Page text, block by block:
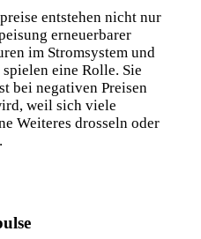
entstehen nicht nur
erneuerbarer
im Stromsystem und
eine Rolle. Sie
bei negativen Preisen
weil sich viele
Weiteres drosseln oder